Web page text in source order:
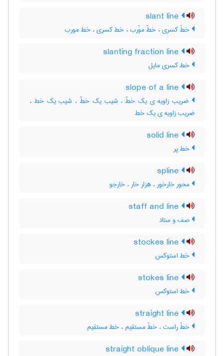
خطّ کسری ، خطّ موّرب ، خط کسری ، خط مورب
خط کسری مایل
ضریب زاویه ی یک خطّ ، شیب یک خطّ ، شیب یک خط ،
ضریب زاویه ی یک خط
خط پر
محور خارخور ، هزار خار ، خارجو
صف و ستاد
خط استوکس
خط استوکس
خطّ راست ، خطّ مستقیم ، خط مستقیم